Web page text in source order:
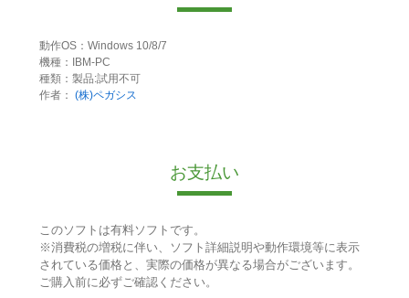
動作OS：Windows 10/8/7
機種：IBM-PC
種類：製品:試用不可
作者： (株)ペガシス
お支払い
このソフトは有料ソフトです。
※消費税の増税に伴い、ソフト詳細説明や動作環境等に表示
されている価格と、実際の価格が異なる場合がございます。
ご購入前に必ずご確認ください。